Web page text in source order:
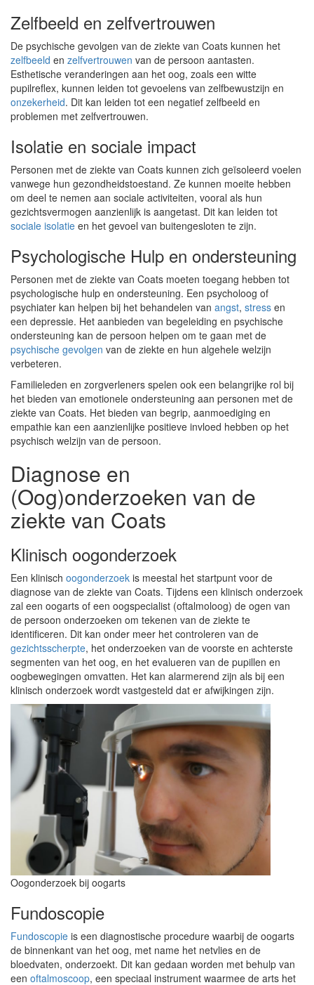
Zelfbeeld en zelfvertrouwen
De psychische gevolgen van de ziekte van Coats kunnen het
zelfbeeld en zelfvertrouwen van de persoon aantasten.
Esthetische veranderingen aan het oog, zoals een witte
pupilreflex, kunnen leiden tot gevoelens van zelfbewustzijn en
onzekerheid. Dit kan leiden tot een negatief zelfbeeld en
problemen met zelfvertrouwen.
Isolatie en sociale impact
Personen met de ziekte van Coats kunnen zich geïsoleerd voelen
vanwege hun gezondheidstoestand. Ze kunnen moeite hebben
om deel te nemen aan sociale activiteiten, vooral als hun
gezichtsvermogen aanzienlijk is aangetast. Dit kan leiden tot
sociale isolatie en het gevoel van buitengesloten te zijn.
Psychologische Hulp en ondersteuning
Personen met de ziekte van Coats moeten toegang hebben tot
psychologische hulp en ondersteuning. Een psycholoog of
psychiater kan helpen bij het behandelen van angst, stress en
een depressie. Het aanbieden van begeleiding en psychische
ondersteuning kan de persoon helpen om te gaan met de
psychische gevolgen van de ziekte en hun algehele welzijn
verbeteren.
Familieleden en zorgverleners spelen ook een belangrijke rol bij
het bieden van emotionele ondersteuning aan personen met de
ziekte van Coats. Het bieden van begrip, aanmoediging en
empathie kan een aanzienlijke positieve invloed hebben op het
psychisch welzijn van de persoon.
Diagnose en
(Oog)onderzoeken van de
ziekte van Coats
Klinisch oogonderzoek
Een klinisch oogonderzoek is meestal het startpunt voor de
diagnose van de ziekte van Coats. Tijdens een klinisch onderzoek
zal een oogarts of een oogspecialist (oftalmoloog) de ogen van
de persoon onderzoeken om tekenen van de ziekte te
identificeren. Dit kan onder meer het controleren van de
gezichtsscherpte, het onderzoeken van de voorste en achterste
segmenten van het oog, en het evalueren van de pupillen en
oogbewegingen omvatten. Het kan alarmerend zijn als bij een
klinisch onderzoek wordt vastgesteld dat er afwijkingen zijn.
Oogonderzoek bij oogarts
Fundoscopie
Fundoscopie is een diagnostische procedure waarbij de oogarts
de binnenkant van het oog, met name het netvlies en de
bloedvaten, onderzoekt. Dit kan gedaan worden met behulp van
een oftalmoscoop, een speciaal instrument waarmee de arts het